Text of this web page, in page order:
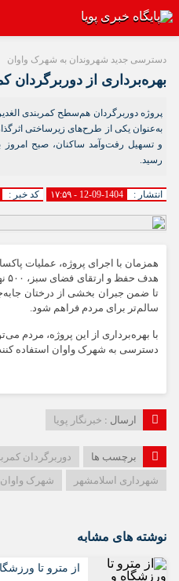
سروش
آپارات
دسترسی جدید شهروندان به شهرک واوان
بهره‌برداری از دوربرگردان
پروژه دوربرگردان هم‌سطح کمربندی
به‌عنوان یکی از طرح‌های زیرساختی
و تسهیل رفت‌وآمد ساکنان، صبح امروز
رسید.
انتشار : 1404-09-12 - ۱۷:۵۹ کد خبر :
همزمان با اجرای پروژه، عملیات
تا ضمن جبران بخشی از درختان
سالم‌تر برای مردم فراهم شود.
با بهره‌برداری از این پروژه، مردم
دسترسی به شهرک واوان استفاده
ارسال : خبرنگار پویا
برچسب ها
دوربرگردان
شهرداری اسلامشهر
شهرک واوان
نوشته های مشابه
از مترو تا